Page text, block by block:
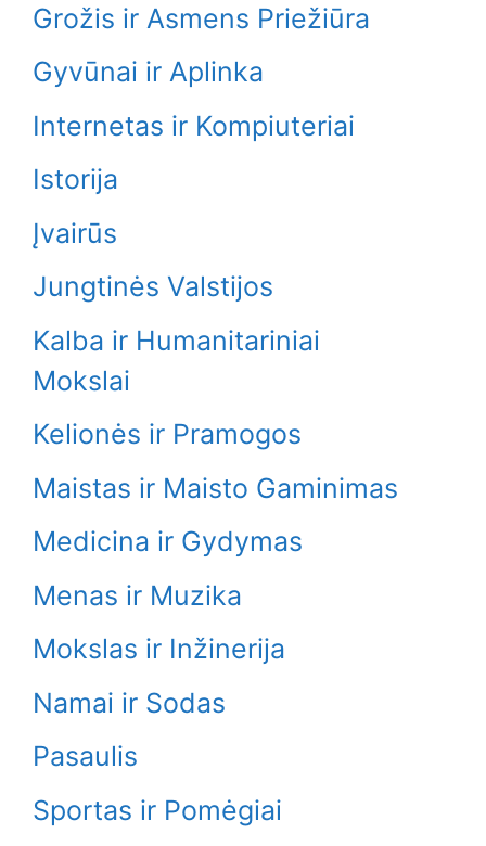
Grožis ir Asmens Priežiūra
Gyvūnai ir Aplinka
Internetas ir Kompiuteriai
Istorija
Įvairūs
Jungtinės Valstijos
Kalba ir Humanitariniai
Mokslai
Kelionės ir Pramogos
Maistas ir Maisto Gaminimas
Medicina ir Gydymas
Menas ir Muzika
Mokslas ir Inžinerija
Namai ir Sodas
Pasaulis
Sportas ir Pomėgiai